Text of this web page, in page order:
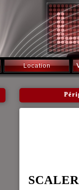
Location